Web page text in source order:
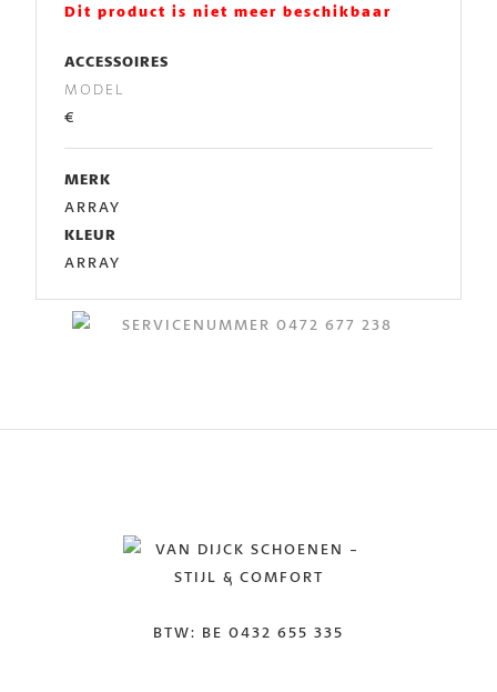
Dit product is niet meer beschikbaar
ACCESSOIRES
MODEL
€
MERK
ARRAY
KLEUR
ARRAY
BTW: BE 0432 655 335